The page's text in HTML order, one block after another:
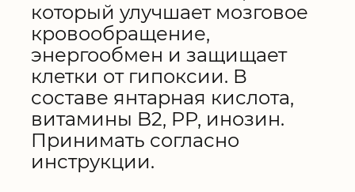
который улучшает мозговое
кровообращение,
энергообмен и защищает
клетки от гипоксии. В
составе янтарная кислота,
витамины B2, PP, инозин.
Принимать согласно
инструкции.